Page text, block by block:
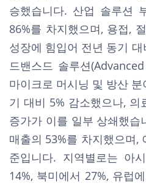
승했습니다. 산업 솔루션
86%를 차지했으며, 용접,
성장에 힘입어 전년 동기
드밴스드 솔루션
마이크로 머시닝 및 방산
기 대비 5% 감소했으나,
증가가 이를 일부 상쇄했습
매출의 53%를 차지했으며,
준입니다. 지역별로는 아
14%, 북미에서 27%, 유럽